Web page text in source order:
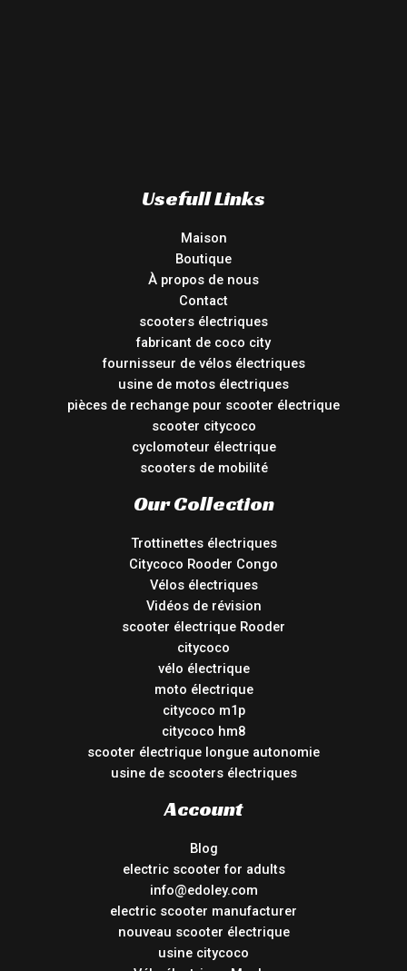
Usefull Links
Maison
Boutique
À propos de nous
Contact
scooters électriques
fabricant de coco city
fournisseur de vélos électriques
usine de motos électriques
pièces de rechange pour scooter électrique
scooter citycoco
cyclomoteur électrique
scooters de mobilité
Our Collection
Trottinettes électriques
Citycoco Rooder Congo
Vélos électriques
Vidéos de révision
scooter électrique Rooder
citycoco
vélo électrique
moto électrique
citycoco m1p
citycoco hm8
scooter électrique longue autonomie
usine de scooters électriques
Account
Blog
electric scooter for adults
info@edoley.com
electric scooter manufacturer
nouveau scooter électrique
usine citycoco